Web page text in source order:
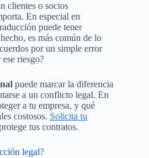
clientes o socios
En especial en
puede tener
es más común de lo
por un simple error
riesgo?
puede marcar la diferencia
a un conflicto legal. En
a tu empresa, y qué
costosos. Solicita tu
tus contratos.
legal?